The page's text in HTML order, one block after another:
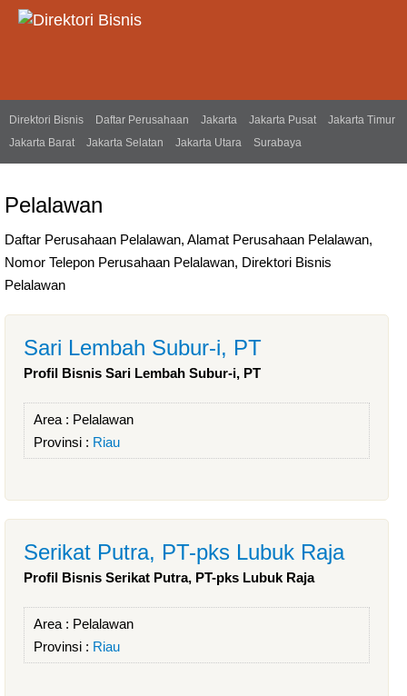
Direktori Bisnis Daftar Perusahaan Jakarta Jakarta Pusat
Jakarta Timur
Jakarta Barat
Jakarta Selatan Jakarta Utara Surabaya
Pelalawan
Daftar Perusahaan Pelalawan, Alamat Perusahaan Pelalawan,
Nomor Telepon Perusahaan Pelalawan, Direktori Bisnis
Pelalawan
Sari Lembah Subur-i, PT
Profil Bisnis Sari Lembah Subur-i, PT
Area : Pelalawan
Provinsi : Riau
Serikat Putra, PT-pks Lubuk Raja
Profil Bisnis Serikat Putra, PT-pks Lubuk Raja
Area : Pelalawan
Provinsi : Riau